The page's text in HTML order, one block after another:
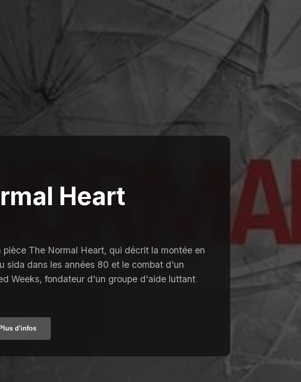
Heart
pièce The Normal Heart, qui décrit la montée en
sida dans les années 80 et le combat d'un
Weeks, fondateur d'un groupe d'aide luttant
d'infos